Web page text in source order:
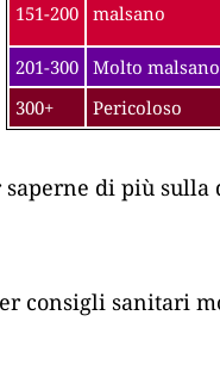
151-200 malsano
201-300 Molto malsano
300+
Pericoloso
saperne di più
consigli sanitari